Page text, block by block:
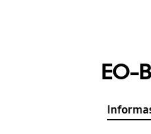
EO-